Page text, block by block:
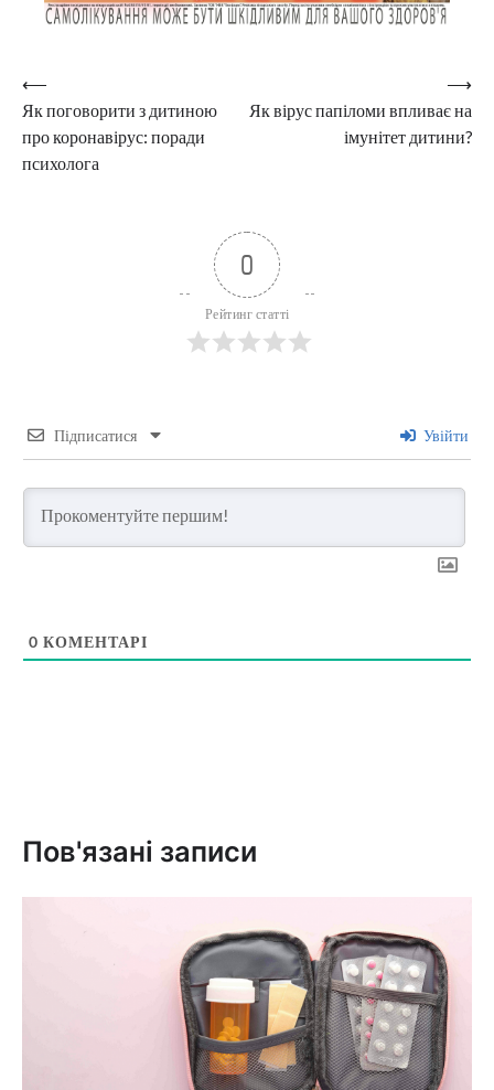
Навігація
записів
⟵
Як поговорити з дитиною
про коронавірус: поради
психолога
Як вірус папіломи впливає на
імунітет дитини?
⟶
0
Рейтинг статті
Підписатися Увійти
0 КОМЕНТАРІ
Пов'язані записи